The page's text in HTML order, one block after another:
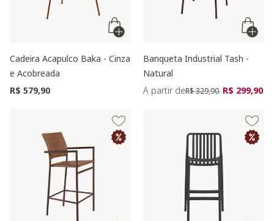
Cadeira Acapulco Baka - Cinza
e Acobreada
R$ 579,90
Banqueta Industrial Tash -
Natural
A partir dePreço reduzido de
R$ 329,90 para
R$ 299,90